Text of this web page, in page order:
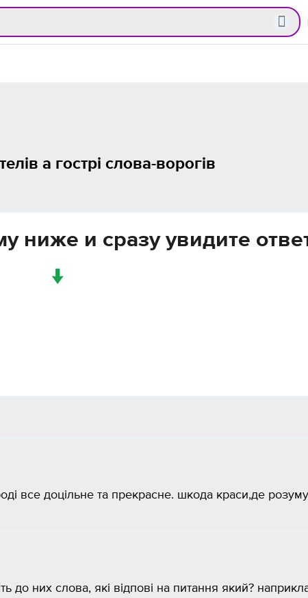
а гострі слова-ворогів
ниже и сразу увидите
↓
все доцільне та прекрасне. шкода краси,де розуму
до них слова, які відпові на питання який?